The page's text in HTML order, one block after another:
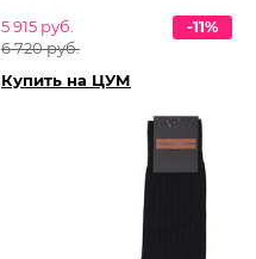
5 915 руб.
6 720 руб.
-11%
Купить на ЦУМ